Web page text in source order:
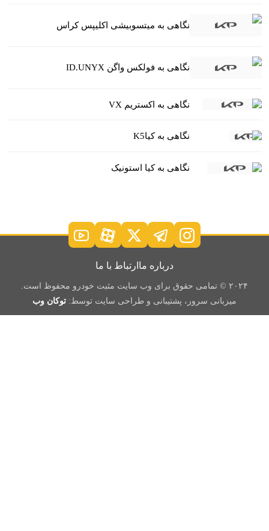
نگاهی به میتسوبیشی اکلیپس کراس
نگاهی به فولکس واگن ID.UNYX
نگاهی به اکستریم VX
نگاهی به کیاK5
نگاهی به کیا استونیک
درباره ما ارتباط با ما
۲۰۲۴ © تمامی حقوق برای وب سایت مثبت خودرو محفوظ است.
میزبانی سرور، پشتیبانی و طراحی سایت توسط: توکان وب